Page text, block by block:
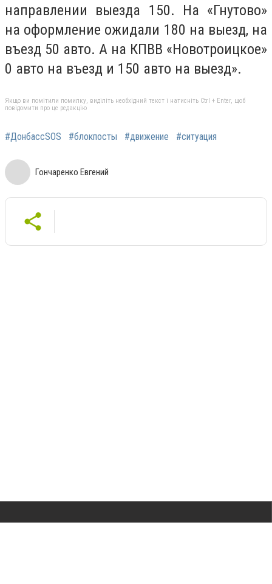
направлении выезда 150. На «Гнутово»
на оформление ожидали 180 на выезд, на
въезд 50 авто. А на КПВВ «Новотроицкое»
0 авто на въезд и 150 авто на выезд».
Якщо ви помітили помилку, виділіть необхідний текст і натисніть Ctrl + Enter, щоб
повідомити про це редакцію
#ДонбассSOS #блокпосты #движение #ситуация
Гончаренко Евгений